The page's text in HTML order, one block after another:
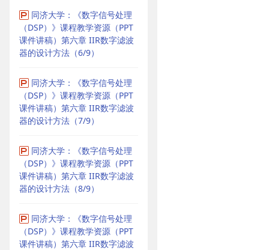
同济大学：《数字信号处理
（DSP）》课程教学资源（PPT
课件讲稿）第六章 IIR数字滤波
器的设计方法（6/9）
同济大学：《数字信号处理
（DSP）》课程教学资源（PPT
课件讲稿）第六章 IIR数字滤波
器的设计方法（7/9）
同济大学：《数字信号处理
（DSP）》课程教学资源（PPT
课件讲稿）第六章 IIR数字滤波
器的设计方法（8/9）
同济大学：《数字信号处理
（DSP）》课程教学资源（PPT
课件讲稿）第六章 IIR数字滤波